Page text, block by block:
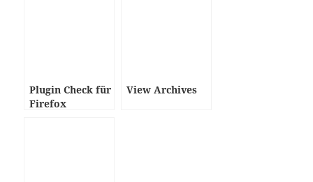
Plugin Check für
Firefox
View Archives